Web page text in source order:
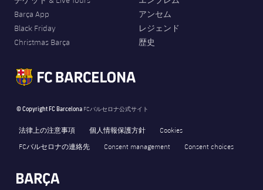
Barça App
Black Friday
Christmas Barça
アンセム
レジェンド
歴史
© Copyright FC Barcelona FCバルセロナ公式サイト
法律上の注意事項 個人情報保護方針
Cookies
FCバルセロナの連絡先
Consent management Consent choices